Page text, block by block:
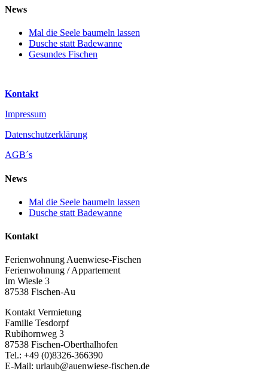
News
Mal die Seele baumeln lassen
Dusche statt Badewanne
Gesundes Fischen
Kontakt
Impressum
Datenschutzerklärung
AGB´s
News
Mal die Seele baumeln lassen
Dusche statt Badewanne
Kontakt
Ferienwohnung Auenwiese-Fischen
Ferienwohnung / Appartement
Im Wiesle 3
87538 Fischen-Au
Kontakt Vermietung
Familie Tesdorpf
Rubihornweg 3
87538 Fischen-Oberthalhofen
Tel.: +49 (0)8326-366390
E-Mail: urlaub@auenwiese-fischen.de